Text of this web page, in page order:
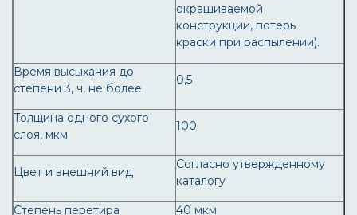
окрашиваемой
конструкции, потерь
краски при распылении).
Время высыхания до
степени 3, ч, не более
0,5
Толщина одного сухого
слоя, мкм
100
Цвет и внешний вид
Согласно утвержденному
каталогу
Степень перетира 40 мкм